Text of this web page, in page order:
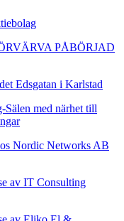
PÅBÖRJAD
Edsgatan i Karlstad
Sälen med närhet till
Nordic Networks AB
av IT Consulting